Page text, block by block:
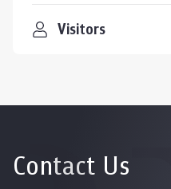
Visitors
Contact Us